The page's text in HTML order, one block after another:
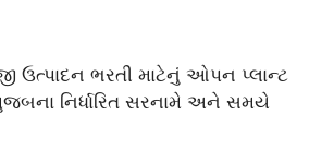
ભરતી માટેનું ઓપન પ્લાન્ટ
નિર્ધારિત સરનામે અને સમયે